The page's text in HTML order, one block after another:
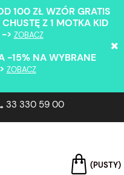
100 ZŁ WZÓR GRATIS
Z 1 MOTKA KID
> ZOBACZ
-15% NA WYBRANE
ZOBACZ
33 330 59 00
(PUSTY)